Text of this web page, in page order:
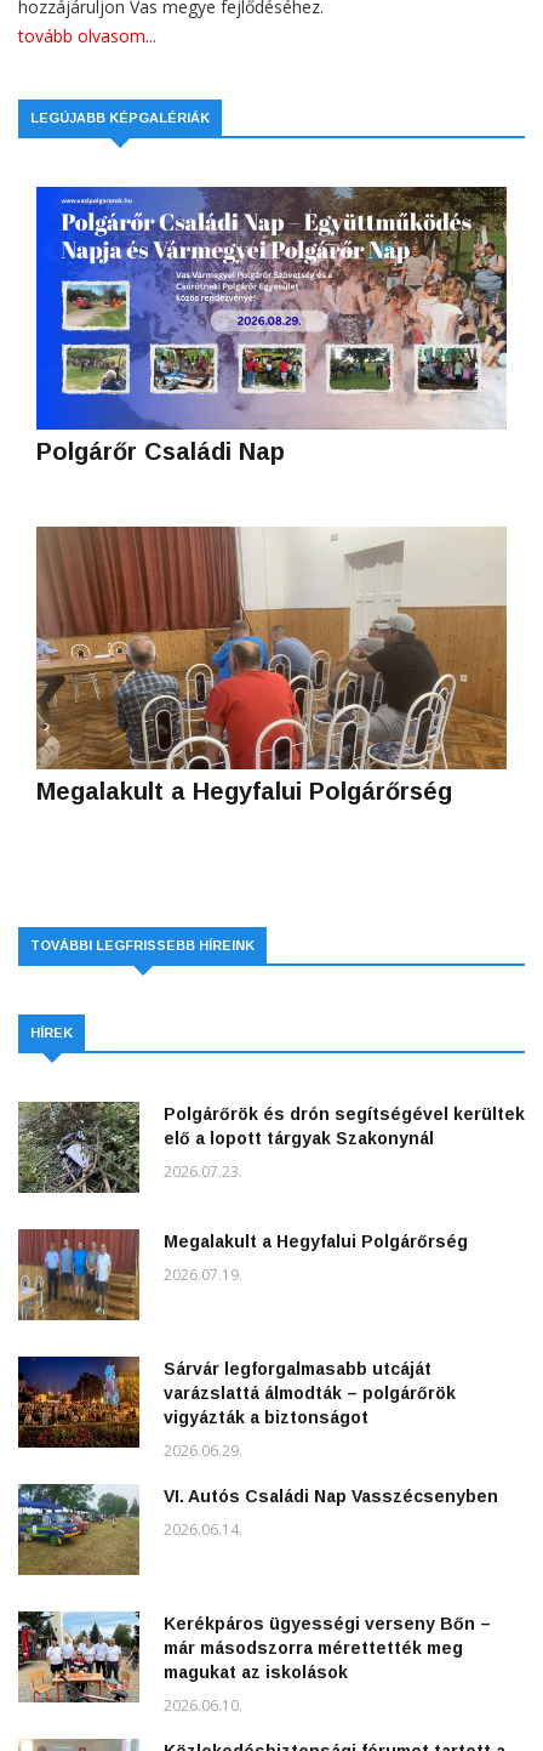
hozzájáruljon Vas megye fejlődéséhez.
tovább olvasom...
LEGÚJABB KÉPGALÉRIÁK
Polgárőr Családi Nap
Megalakult a Hegyfalui Polgárőrség
TOVÁBBI LEGFRISSEBB HÍREINK
HÍREK
Polgárőrök és drón segítségével kerültek
elő a lopott tárgyak Szakonynál
2026.07.23.
Megalakult a Hegyfalui Polgárőrség
2026.07.19.
Sárvár legforgalmasabb utcáját
varázslattá álmodták – polgárőrök
vigyázták a biztonságot
2026.06.29.
VI. Autós Családi Nap Vasszécsenyben
2026.06.14.
Kerékpáros ügyességi verseny Bőn –
már másodszorra mérettették meg
magukat az iskolások
2026.06.10.